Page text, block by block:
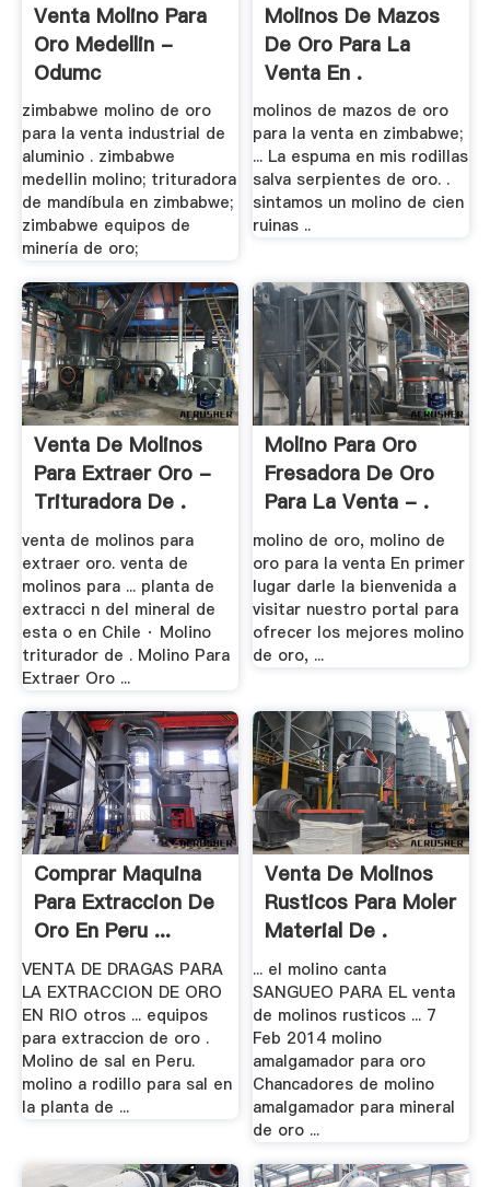
Venta Molino Para
Oro Medellin -
Odumc
zimbabwe molino de oro
para la venta industrial de
aluminio . zimbabwe
medellin molino; trituradora
de mandíbula en zimbabwe;
zimbabwe equipos de
minería de oro;
Molinos De Mazos
De Oro Para La
Venta En .
molinos de mazos de oro
para la venta en zimbabwe;
... La espuma en mis rodillas
salva serpientes de oro. .
sintamos un molino de cien
ruinas ..
Venta De Molinos
Para Extraer Oro -
Trituradora De .
venta de molinos para
extraer oro. venta de
molinos para ... planta de
extracci n del mineral de
esta o en Chile · Molino
triturador de . Molino Para
Extraer Oro ...
Molino Para Oro
Fresadora De Oro
Para La Venta - .
molino de oro, molino de
oro para la venta En primer
lugar darle la bienvenida a
visitar nuestro portal para
ofrecer los mejores molino
de oro, ...
Comprar Maquina
Para Extraccion De
Oro En Peru ...
VENTA DE DRAGAS PARA
LA EXTRACCION DE ORO
EN RIO otros ... equipos
para extraccion de oro .
Molino de sal en Peru.
molino a rodillo para sal en
la planta de ...
Venta De Molinos
Rusticos Para Moler
Material De .
... el molino canta
SANGUEO PARA EL venta
de molinos rusticos ... 7
Feb 2014 molino
amalgamador para oro
Chancadores de molino
amalgamador para mineral
de oro ...